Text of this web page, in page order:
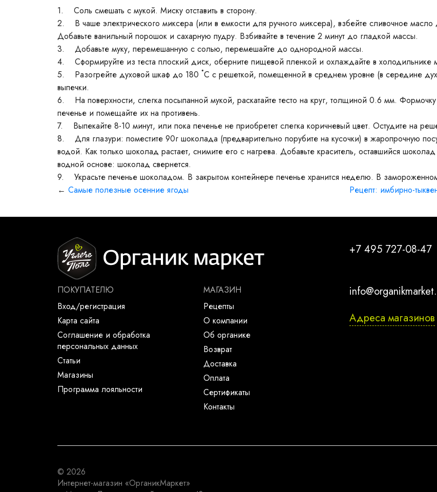
1. Соль смешать с мукой. Миску отставить в сторону.
2. В чаше электрического миксера (или в емкости для ручного миксера), взбейте сливочное
Добавьте ванильный порошок и сахарную пудру. Взбивайте в течение 2 минут до гладкой массы.
3. Добавьте муку, перемешанную с солью, перемешайте до однородной массы.
4. Сформируйте из теста плоский диск, оберните пищевой пленкой и охлаждайте в холодильнике
5. Разогрейте духовой шкаф до 180 ˚С с решеткой, помещенной в среднем уровне (в середине
выпечки.
6. На поверхности, слегка посыпанной мукой, раскатайте тесто на круг, толщиной 0.6 мм.
печенье и помещайте их на противень.
7. Выпекайте 8-10 минут, или пока печенье не приобретет слегка коричневый цвет. Остудите на
8. Для глазури: поместите 90г шоколада (предварительно порубите на кусочки) в жаропрочную
водой. Как только шоколад растает, снимите его с нагрева. Добавьте краситель, оставшийся
водной основе: шоколад свернется.
9. Украсьте печенье шоколадом. В закрытом контейнере печенье хранится неделю. В
← Самые полезные осенние ягоды Рецепт: имбирно-
ПОКУПАТЕЛЮ
Вход/регистрация
Карта сайта
Соглашение и обработка
персональных данных
Статьи
Магазины
Программа лояльности
МАГАЗИН
Рецепты
О компании
Об органике
Возврат
Доставка
Оплата
Сертификаты
Контакты
+7 495 727-08-47
Адреса магазинов
© 2026
Интернет-магазин «ОрганикМаркет»